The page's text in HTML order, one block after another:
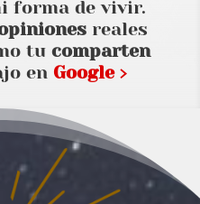
forma de vivir.
reales
tucomparten
en Google ›